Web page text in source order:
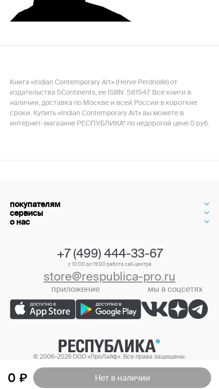
0 Нет в наличии
Книга «Indian Contemporary Art» (Herve Perdriolle) от
издательства 5Continents, ее ISBN: 581547. Все книги в
наличии, доставка по Москве и всей России в короткие
сроки. Купить «Indian Contemporary Art» вы можете в
интернет-магазине РЕСПУБЛИКА* по недорогой цене 0 руб.
покупателям
сервисы
о нас
+7 (499) 444-33-67
с 10:00 до 19:00 работа call-центра
store@respublica-pro.ru
приложение мы в соцсетях
© 2006–2026 ООО «ПроЛайф». Все права защищены.